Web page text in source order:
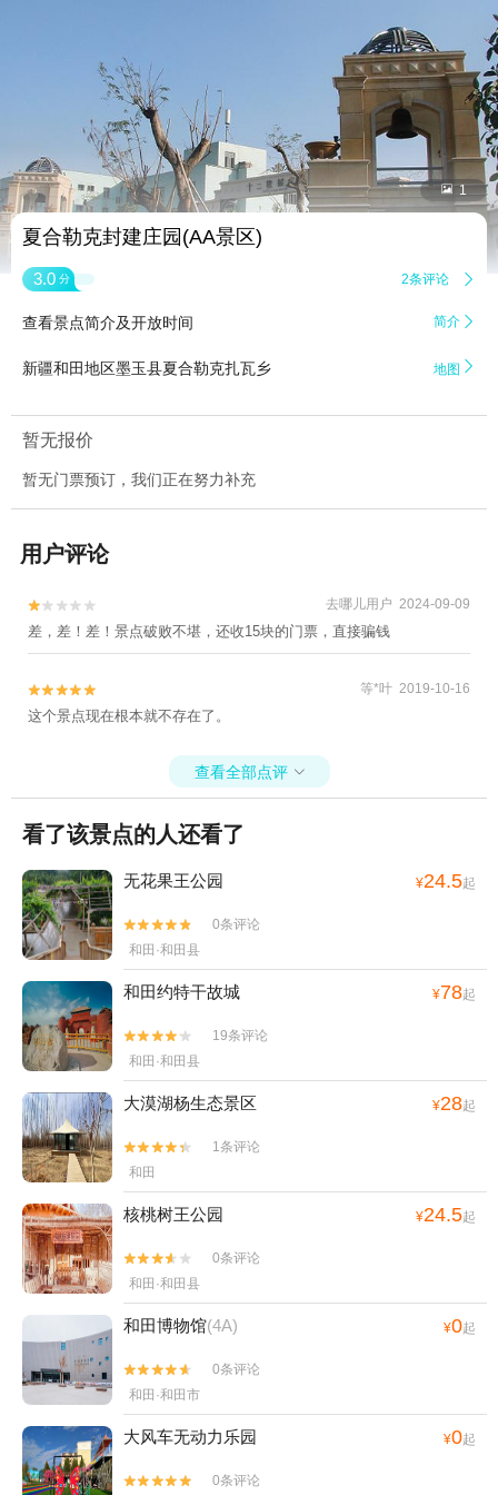
 1
夏合勒克封建庄园(AA景区)
3.0 分 2条评论 
查看景点简介及开放时间 简介 
新疆和田地区墨玉县夏合勒克扎瓦乡 地图 
暂无报价
暂无门票预订，我们正在努力补充
用户评论

 去哪儿用户 2024-09-09
差，差！差！景点破败不堪，还收15块的门票，直接骗钱

 等*叶 2019-10-16
这个景点现在根本就不存在了。
查看全部点评 
看了该景点的人还看了
无花果王公园 ¥24.5起


0条评论
和田·和田县
和田约特干故城 ¥78起


19条评论
和田·和田县
大漠湖杨生态景区 ¥28起


1条评论
和田
核桃树王公园 ¥24.5起


0条评论
和田·和田县
和田博物馆(4A) ¥0起


0条评论
和田·和田市
大风车无动力乐园 ¥0起

 0条评论